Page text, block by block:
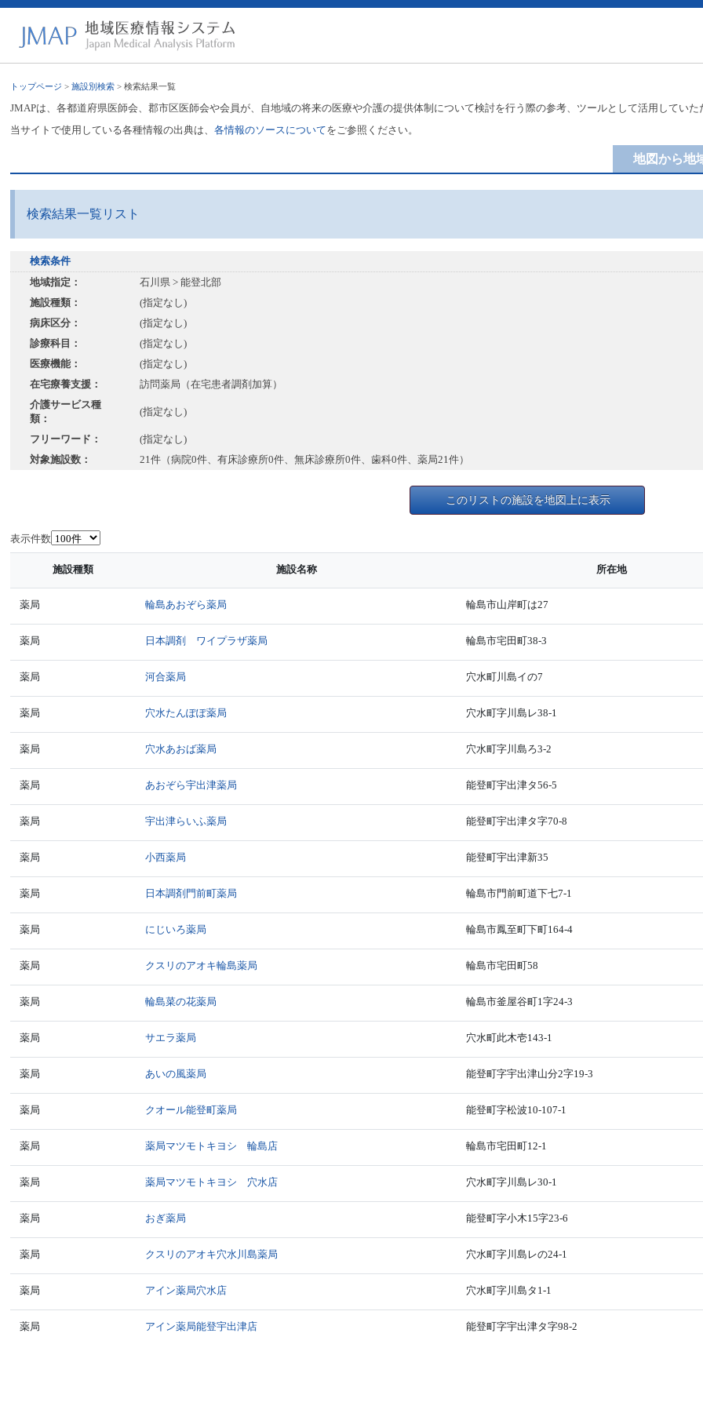
トップページ >施設別検索 > 検索結果一覧
JMAPは、各都道府県医師会、郡市区医師会や会員が、自地域の将来の医療や介護の提供体制について検討を行う際の参考、ツールとして活用していた
当サイトで使用している各種情報の出典は、各情報のソースについてをご参照ください。
地図から地
検索結果一覧リスト
検索条件
地域指定：
石川県 > 能登北部
施設種類：
(指定なし)
病床区分：
(指定なし)
診療科目：
(指定なし)
医療機能：
(指定なし)
在宅療養支援：
訪問薬局（在宅患者調剤加算）
介護サービス種
類：
(指定なし)
フリーワード：
(指定なし)
対象施設数：
21件（病院0件、有床診療所0件、無床診療所0件、歯科0件、薬局21件）
このリストの施設を地図上に表示
表示件数
施設種類 施設名称 所在地
薬局 輪島あおぞら薬局 輪島市山岸町は27
薬局 日本調剤 ワイプラザ薬局 輪島市宅田町38-3
薬局 河合薬局 穴水町川島イの7
薬局 穴水たんぽぽ薬局 穴水町字川島レ38-1
薬局 穴水あおば薬局 穴水町字川島ろ3-2
薬局 あおぞら宇出津薬局 能登町宇出津タ56-5
薬局 宇出津らいふ薬局 能登町宇出津タ字70-8
薬局 小西薬局 能登町宇出津新35
薬局 日本調剤門前町薬局 輪島市門前町道下七7-1
薬局 にじいろ薬局 輪島市鳳至町下町164-4
薬局 クスリのアオキ輪島薬局 輪島市宅田町58
薬局 輪島菜の花薬局 輪島市釜屋谷町1字24-3
薬局 サエラ薬局 穴水町此木壱143-1
薬局 あいの風薬局 能登町字宇出津山分2字19-3
薬局 クオール能登町薬局 能登町字松波10-107-1
薬局 薬局マツモトキヨシ 輪島店 輪島市宅田町12-1
薬局 薬局マツモトキヨシ 穴水店 穴水町字川島レ30-1
薬局 おぎ薬局 能登町字小木15字23-6
薬局 クスリのアオキ穴水川島薬局 穴水町字川島レの24-1
薬局 アイン薬局穴水店 穴水町字川島タ1-1
薬局 アイン薬局能登宇出津店 能登町字宇出津タ字98-2